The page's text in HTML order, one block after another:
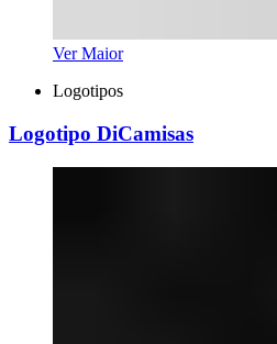
Ver Maior
Logotipos
Logotipo DiCamisas